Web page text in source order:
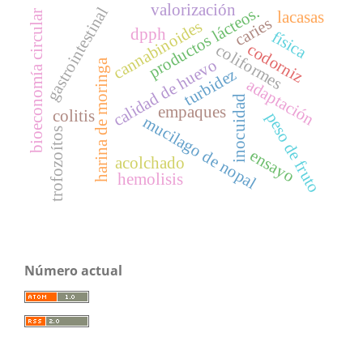
coliformes
empaques inocuidad
productos lácteos.codorniz
harina de moringacalidad de huevo
colitis
gastrointestinalcannabinoides
adaptación
mucilago de nopal
turbidez
acolchado peso de fruto
caries
ensayo
dpph
bioeconomía circular valorización
física
hemolisis
trofozoítos
lacasas
Número actual